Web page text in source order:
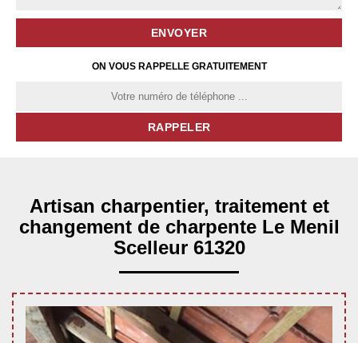
ON VOUS RAPPELLE GRATUITEMENT
Artisan charpentier, traitement et
changement de charpente Le Menil
Scelleur 61320